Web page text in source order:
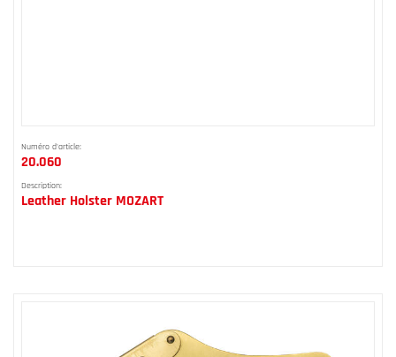
Numéro d'article:
20.060
Description:
Leather Holster MOZART